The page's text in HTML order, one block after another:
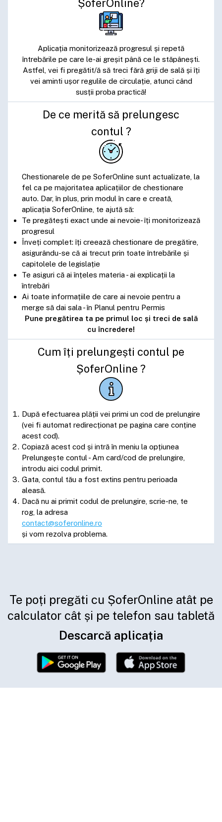
ȘoferOnline?
Aplicația monitorizează progresul și repetă
întrebările pe care le-ai greșit până ce le stăpânești.
Astfel, vei fi pregătit/ă să treci fără griji de sală și îți
vei aminti ușor regulile de circulație, atunci când
susții proba practică!
De ce merită să prelungesc
contul ?
Chestionarele de pe SoferOnline sunt actualizate, la
fel ca pe majoritatea aplicațiilor de chestionare
auto. Dar, în plus, prin modul în care e creată,
aplicația SoferOnline, te ajută să:
Te pregătești exact unde ai nevoie- îți monitorizează
progresul
Înveți complet: îți creează chestionare de pregătire,
asigurându-se că ai trecut prin toate întrebările și
capitolele de legislație
Te asiguri că ai înțeles materia - ai explicații la
întrebări
Ai toate informațiile de care ai nevoie pentru a
merge să dai sala - în Planul pentru Permis
Pune pregătirea ta pe primul loc și treci de sală
cu încredere!
Cum îți prelungești contul pe
ȘoferOnline ?
După efectuarea plății vei primi un cod de prelungire
(vei fi automat redirecționat pe pagina care conține
acest cod).
Copiază acest cod și intră în meniu la opțiunea
Prelungește contul - Am card/cod de prelungire,
introdu aici codul primit.
Gata, contul tău a fost extins pentru perioada
aleasă.
Dacă nu ai primit codul de prelungire, scrie-ne, te
rog, la adresa
contact@soferonline.ro
și vom rezolva problema.
Te poți pregăti cu ȘoferOnline atât pe
calculator cât și pe telefon sau tabletă
Descarcă aplicația